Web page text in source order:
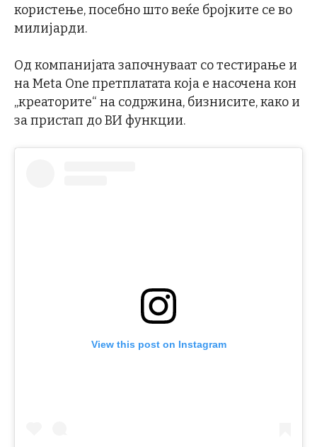
користење, посебно што веќе бројките се во
милијарди.
Од компанијата започнуваат со тестирање и
на Meta One претплатата која е насочена кон
„креаторите“ на содржина, бизнисите, како и
за пристап до ВИ функции.
View this post on Instagram